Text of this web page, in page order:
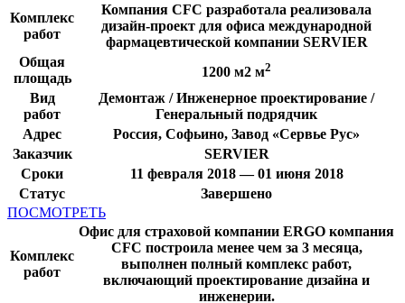
Комплекс
работ
Компания CFC разработала реализовала
дизайн-проект для офиса международной
фармацевтической компании SERVIER
Общая
площадь
1200 м2 м2
Вид
работ
Демонтаж / Инженерное проектирование /
Генеральный подрядчик
Адрес
Россия, Софьино, Завод «Сервье Рус»
Заказчик
SERVIER
Сроки
11 февраля 2018 — 01 июня 2018
Статус
Завершено
ПОСМОТРЕТЬ
Комплекс
работ
Офис для страховой компании ERGO компания
CFC построила менее чем за 3 месяца,
выполнен полный комплекс работ,
включающий проектирование дизайна и
инженерии.